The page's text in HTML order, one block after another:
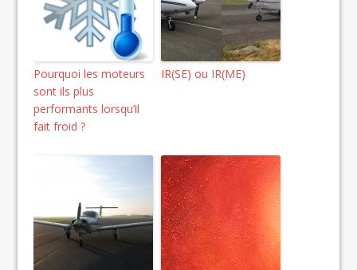
Pourquoi les moteurs
sont ils plus
performants lorsqu’il
fait froid ?
IR(SE) ou IR(ME)